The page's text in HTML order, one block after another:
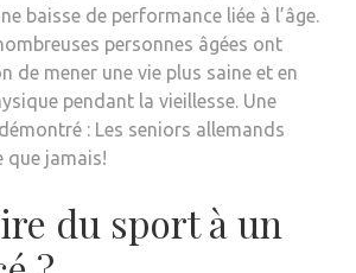
baisse de performance liée à l’âge.
personnes âgées ont
de mener une vie plus saine et en
pendant la vieillesse. Une
: Les seniors allemands
que jamais!
du sport à un